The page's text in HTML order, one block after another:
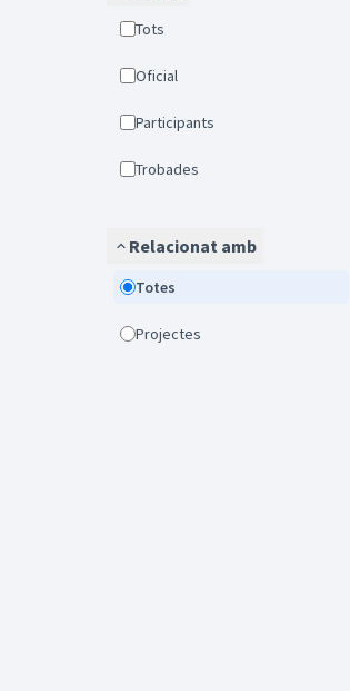
Tots
Oficial
Participants
Trobades
Relacionat amb
Totes
Projectes